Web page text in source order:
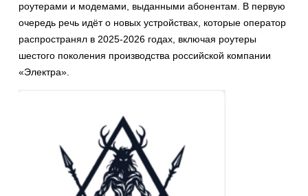
роутерами и модемами, выданными абонентам. В первую
очередь речь идёт о новых устройствах, которые оператор
распространял в 2025-2026 годах, включая роутеры
шестого поколения производства российской компании
«Электра».